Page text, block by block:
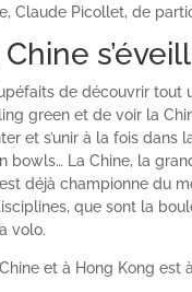
Claude Picollet, de
de découvrir tout
green et de voir la
et s’unir à la fois dans
bowls… La Chine, la
déjà championne du
que sont la
volo.
et à Hong Kong est